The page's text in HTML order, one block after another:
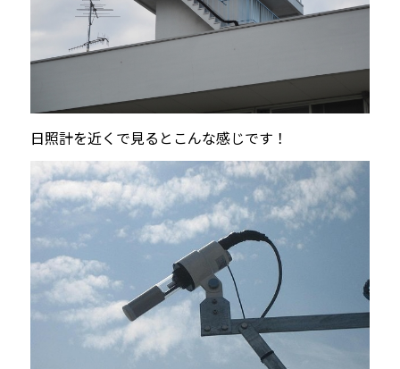
日照計を近くで見るとこんな感じです！